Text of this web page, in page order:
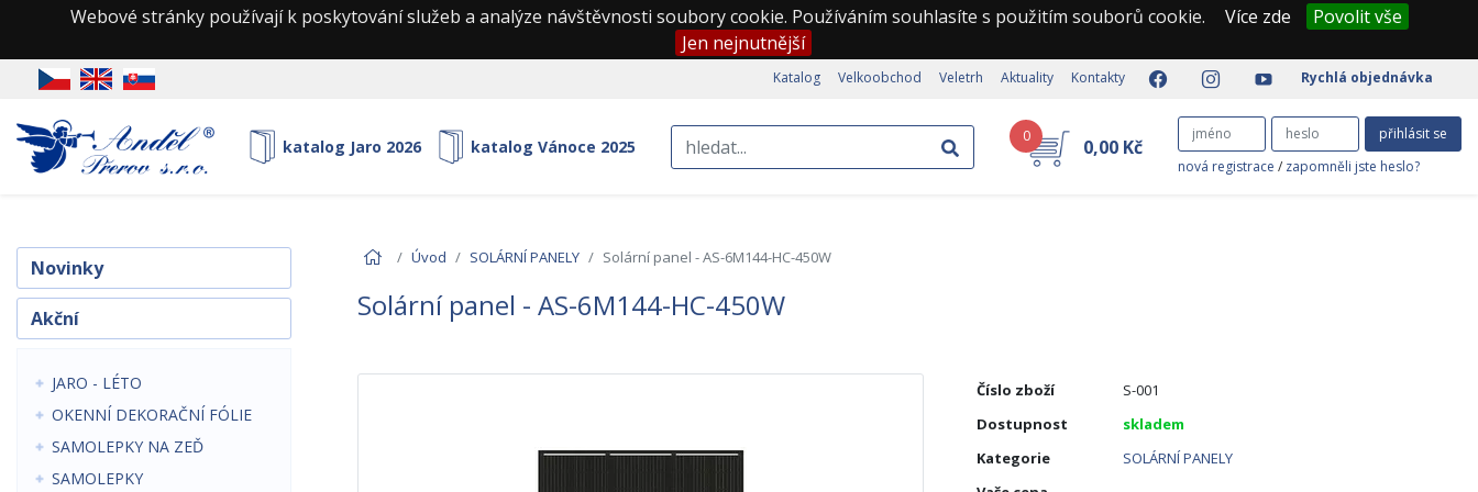
Webové stránky používají k poskytování služeb a analýze návštěvnosti soubory cookie. Používáním souhlasíte s použitím souborů cookie. Více zde
Povolit vše
Jen nejnutnější
Katalog Velkoobchod Veletrh Aktuality Kontakty Rychlá objednávka
katalog Jaro 2026 katalog Vánoce 2025
0 0,00 Kč
přihlásit se
nová registrace / zapomněli jste heslo?
Novinky
Akční
JARO - LÉTO
OKENNÍ DEKORAČNÍ FÓLIE
SAMOLEPKY NA ZEĎ
SAMOLEPKY
Úvod SOLÁRNÍ PANELY Solární panel - AS-6M144-HC-450W
Solární panel - AS-6M144-HC-450W
Číslo zboží
S-001
Dostupnost
skladem
Kategorie
SOLÁRNÍ PANELY